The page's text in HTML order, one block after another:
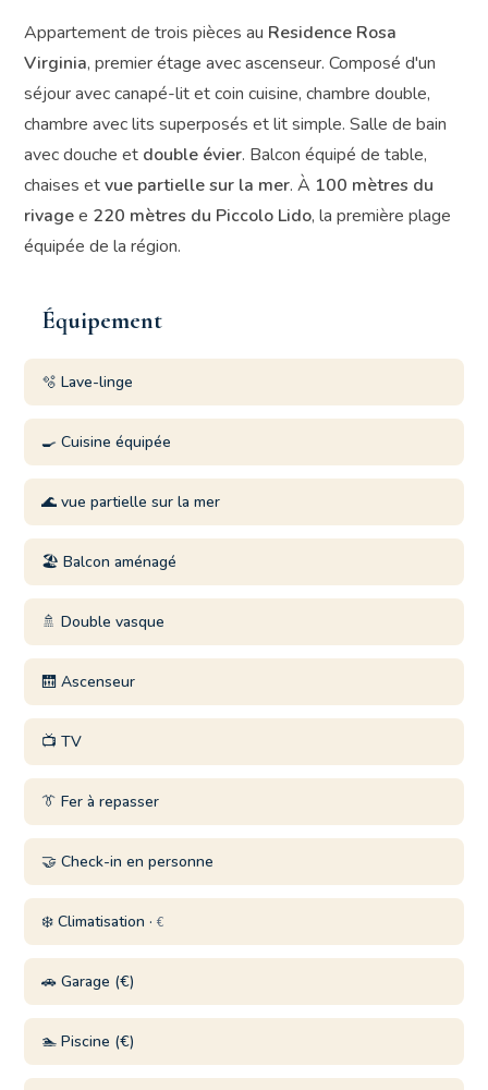
Appartement de trois pièces au Residence Rosa
Virginia, premier étage avec ascenseur. Composé d'un
séjour avec canapé-lit et coin cuisine, chambre double,
chambre avec lits superposés et lit simple. Salle de bain
avec douche et double évier. Balcon équipé de table,
chaises etvue partielle sur la mer. À 100 mètres du
rivagee 220 mètres du Piccolo Lido, la première plage
équipée de la région.
Équipement
🫧 Lave-linge
🍳 Cuisine équipée
🌊 vue partielle sur la mer
🏖️ Balcon aménagé
🚿 Double vasque
🛗 Ascenseur
📺 TV
👔 Fer à repasser
🤝 Check-in en personne
❄️ Climatisation ·€
🚗 Garage (€)
🏊 Piscine (€)